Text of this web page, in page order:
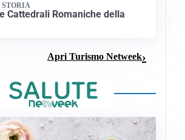
STORIA
Cattedrali Romaniche della
Apri Turismo Netweek